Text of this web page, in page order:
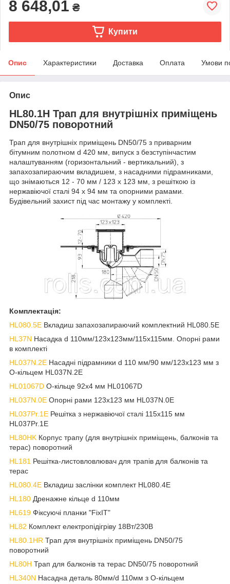
8 648,01 ₴
Купити
Опис Характеристики Доставка Оплата Умови
Опис
HL80.1H Трап для внутрішніх приміщень
DN50/75 поворотний
Трап для внутрішніх приміщень DN50/75 з приварним
бітумним полотном d 420 мм, випуск з безступінчастим
налаштуванням (горизонтальний - вертикальний), з
запахозапираючим вкладишем, з насадними підрамниками,
що знімаються 12 - 70 мм / 123 х 123 мм, з решіткою із
нержавіючої сталі 94 х 94 мм та опорними рамами.
Будівельний захист під час монтажу у комплекті.
Комплектація:
HL080.5E Вкладиш запахозапираючий комплектний HL080.5E
HL37N Насадка d 110мм/123х123мм/115х115мм. Опорні рами
в комплекті
HL037N.2E Насадні підрамники d 110 мм/90 мм/123х123 мм з
О-кільцем HL037N.2E
HL01067D О-кільце 92х4 мм HL01067D
HL037N.0E Опорні рами 123х123 мм HL037N.0E
HL037Pr.1E Решітка з нержавіючої сталі 115х115 мм
HL037Pr.1E
HL80HK Корпус трапу (для внутрішніх приміщень, балконів та
терас) поворотний
HL181 Решітка-листовловлювач для трапів для балконів та
терас
HL080.4E Вкладиш заслінки комплект HL080.4E
HL180 Дренажне кільце d 110мм
HL619 Фіксуючі планки "FixIT"
HL82 Комплект електропідігріву 18Вт/230В
HL80.1HR Трап для внутрішніх приміщень DN50/75
поворотний
HL80H Трап для балконів та терас DN50/75 поворотний
HL340N Насадна деталь 80мм/d 110мм з О-кільцем